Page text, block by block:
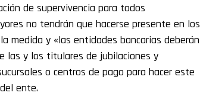
de supervivencia para todos
no tendrán que hacerse presente en los
medida y «las entidades bancarias deberán
las y los titulares de jubilaciones y
o centros de pago para hacer este
ente.